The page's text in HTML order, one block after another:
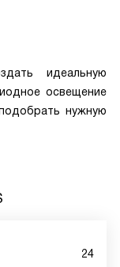
идеальную
освещение
нужную
24